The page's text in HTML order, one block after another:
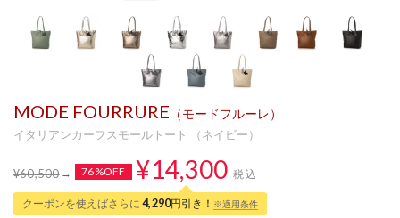
MODE FOURRURE （モードフルーレ）
イタリアンカーフスモールトート （ネイビー）
¥60,500 76%OFF ¥14,300 税込
クーポンを使えばさらに 4,290円引き！ ※適用条件